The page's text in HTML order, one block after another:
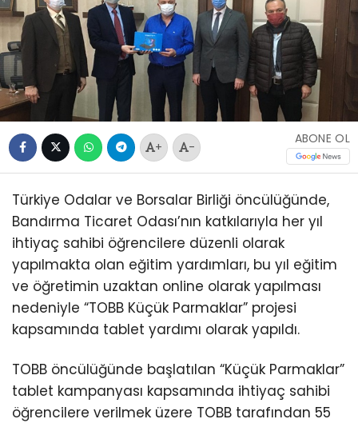
+ -
ABONE OL
Türkiye Odalar ve Borsalar Birliği öncülüğünde,
Bandırma Ticaret Odası’nın katkılarıyla her yıl
ihtiyaç sahibi öğrencilere düzenli olarak
yapılmakta olan eğitim yardımları, bu yıl eğitim
ve öğretimin uzaktan online olarak yapılması
nedeniyle “TOBB Küçük Parmaklar” projesi
kapsamında tablet yardımı olarak yapıldı.
TOBB öncülüğünde başlatılan “Küçük Parmaklar”
tablet kampanyası kapsamında ihtiyaç sahibi
öğrencilere verilmek üzere TOBB tarafından 55